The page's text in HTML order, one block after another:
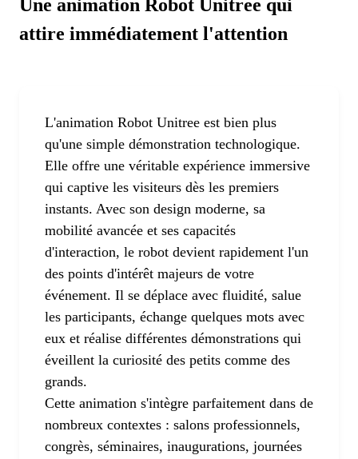
Une animation Robot Unitree qui
attire immédiatement l'attention
L'animation Robot Unitree est bien plus
qu'une simple démonstration technologique.
Elle offre une véritable expérience immersive
qui captive les visiteurs dès les premiers
instants. Avec son design moderne, sa
mobilité avancée et ses capacités
d'interaction, le robot devient rapidement l'un
des points d'intérêt majeurs de votre
événement. Il se déplace avec fluidité, salue
les participants, échange quelques mots avec
eux et réalise différentes démonstrations qui
éveillent la curiosité des petits comme des
grands.
Cette animation s'intègre parfaitement dans de
nombreux contextes : salons professionnels,
congrès, séminaires, inaugurations, journées